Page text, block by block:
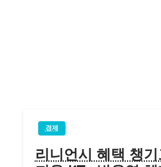
경제
리니언시 혜택 챙